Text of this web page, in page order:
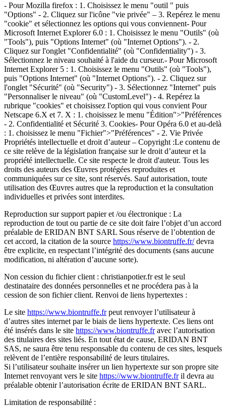
- Pour Mozilla firefox : 1. Choisissez le menu "outil " puis
"Options" - 2. Cliquez sur l'icône "vie privée" – 3. Repérez le menu
"cookie" et sélectionnez les options qui vous conviennent- Pour
Microsoft Internet Explorer 6.0 : 1. Choisissez le menu "Outils" (où
"Tools"), puis "Options Internet" (où "Internet Options"). - 2.
Cliquez sur l'onglet "Confidentialité" (où "Confidentiality") - 3.
Sélectionnez le niveau souhaité à l'aide du curseur.- Pour Microsoft
Internet Explorer 5 : 1. Choisissez le menu "Outils" (où "Tools"),
puis "Options Internet" (où "Internet Options"). - 2. Cliquez sur
l'onglet "Sécurité" (où "Security") - 3. Sélectionnez "Internet" puis
"Personnaliser le niveau" (où "CustomLevel") - 4. Repérez la
rubrique "cookies" et choisissez l'option qui vous convient Pour
Netscape 6.X et 7. X : 1. choisissez le menu "Édition">"Préférences
- 2. Confidentialité et Sécurité 3. Cookies- Pour Opéra 6.0 et au-delà
: 1. choisissez le menu "Fichier">"Préférences" - 2. Vie Privée
Propriétés intellectuelle et droit d’auteur – Copyright :Le contenu de
ce site relève de la législation française sur le droit d’auteur et la
propriété intellectuelle. Ce site respecte le droit d'auteur. Tous les
droits des auteurs des Œuvres protégées reproduites et
communiquées sur ce site, sont réservés. Sauf autorisation, toute
utilisation des Œuvres autres que la reproduction et la consultation
individuelles et privées sont interdites.
Reproduction sur support papier et /ou électronique : La
reproduction de tout ou partie de ce site doit faire l’objet d’un accord
préalable de ERIDAN BNT SARL Sous réserve de l’obtention de
cet accord, la citation de la source https://www.biontruffe.fr/devra
être explicite, en respectant l’intégrité des documents (sans aucune
modification, ni altération d’aucune sorte).
Non cession du fichier client : christianpotier.fr est le seul
destinataire des données personnelles et ne procédera pas à la
cession de son fichier client. Renvoi de liens hypertextes :
Le site https://www.biontruffe.frpeut renvoyer l’utilisateur à
d’autres sites internet par le biais de liens hypertexte. Ces liens ont
été insérés dans le site https://www.biontruffe.fravec l’autorisation
des titulaires des sites liés. En tout état de cause, ERIDAN BNT
SAS, ne saura être tenu responsable du contenu de ces sites, lesquels
relèvent de l’entière responsabilité de leurs titulaires.
Si l’utilisateur souhaite insérer un lien hypertexte sur son propre site
Internet renvoyant vers le site https://www.biontruffe.fril devra au
préalable obtenir l’autorisation écrite de ERIDAN BNT SARL.
Limitation de responsabilité :